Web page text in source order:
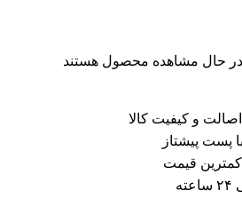
در حال مشاهده محصول هستند
و کیفیت کالا
پست پیشتاز
قیمت